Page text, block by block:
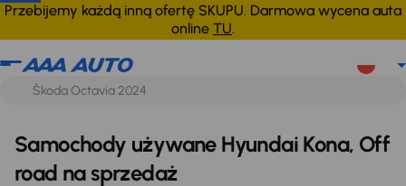
Przebijemy każdą inną ofertę SKUPU. Darmowa wycena auta
online TU.
Hyundai Kona Off road Anuluj wszystko
Samochody używane Hyundai Kona, Off
road na sprzedaż